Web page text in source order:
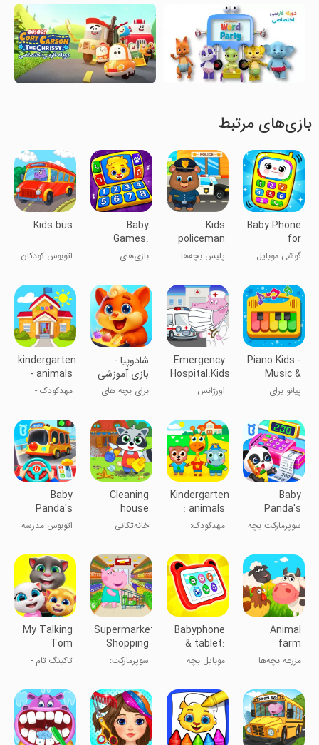
بازی‌های مرتبط
Baby Phone
for
Toddlers
Games
گوشی موبایل
Kids
policeman
پلیس بچه‌ها
Baby
Games:
Piano &
Baby Phone
بازی‌های
تلفن بچه‌ها
Kids bus
اتوبوس کودکان
Piano Kids -
Music &
Songs
پیانو برای
Emergency
Hospital:Kids
Doctor
اورژانس
‏‏‏‏‏‏‏‏‏‏‏شادوپیا -
بازی آموزشی
کودک
برای بچه های
kindergarten
- animals
مهدکودک -
Baby
Panda's
Supermarket
سوپرمارکت بچه
Kindergarten
: animals
مهدکودک:
Cleaning
house
خانه‌تکانی
Baby
Panda's
School Bus
اتوبوس مدرسه
Animal
farm
مزرعه بچه‌ها
Babyphone
& tablet:
baby
games
موبایل بچه
Supermarket:
Shopping
Games
سوپرمارکت:
My Talking
Tom
Friends
تاکینگ تام -
سخنگو